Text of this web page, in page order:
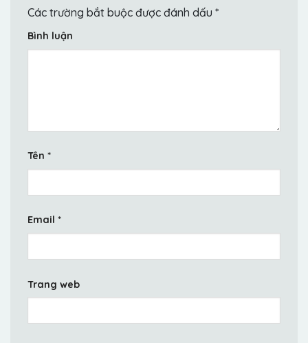
Các trường bắt buộc được đánh dấu *
Bình luận
Tên *
Email *
Trang web